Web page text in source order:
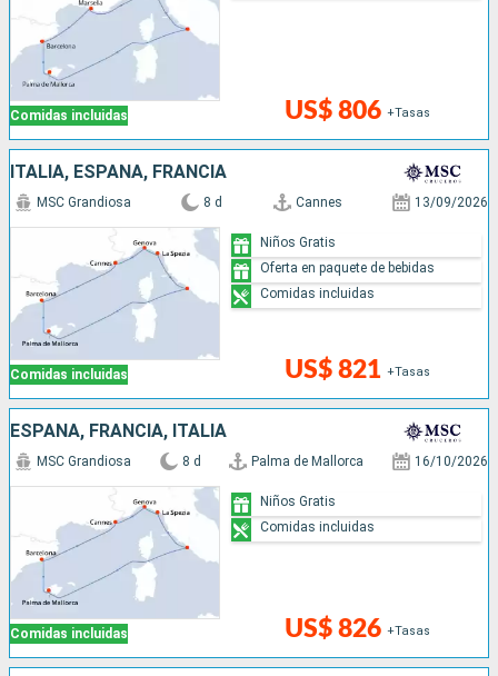
Comidas incluidas US$ 806 +Tasas
ITALIA, ESPAÑA, FRANCIA
Comidas incluidas
MSC Grandiosa 8 d Cannes 13/09/2026
US$ 821 +Tasas
Niños Gratis
Oferta en paquete de bebidas
Comidas incluidas
ESPAÑA, FRANCIA, ITALIA
Comidas incluidas
MSC Grandiosa 8 d Palma de Mallorca 16/10/2026
US$ 826 +Tasas
Niños Gratis
Comidas incluidas